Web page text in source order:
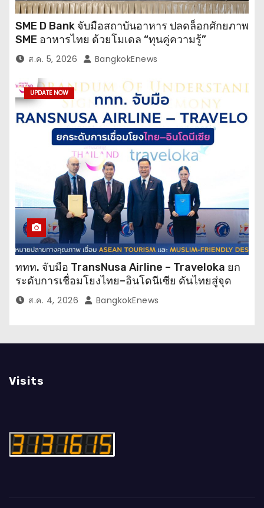
SME D Bank จับมือสถาบันอาหาร ปลดล็อกศักยภาพ
SME อาหารไทย ด้วยโมเดล “ทุนคู่ความรู้”
ส.ค. 5, 2026 BangkokEnews
UPDATE NOW
ททท. จับมือ TransNusa Airline – Traveloka ยก
ระดับการเชื่อมโยงไทย–อินโดนีเซีย ดันไทยสู่จุด
หมายปลายทางคุณภาพ เชื่อม Asean Tourism
และ Muslim-Friendly Destination
ส.ค. 4, 2026 BangkokEnews
Visits